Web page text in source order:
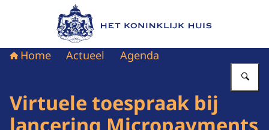
Naar de homepage van Het Koninklijk Huis
Home Actueel Agenda
Virtuele toespraak bij